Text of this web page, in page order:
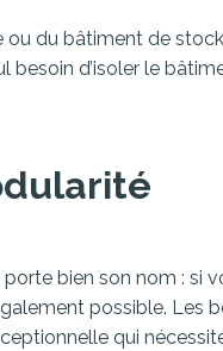
ou du bâtiment de
besoin d’isoler le
bien son nom : si
possible. Les
qui